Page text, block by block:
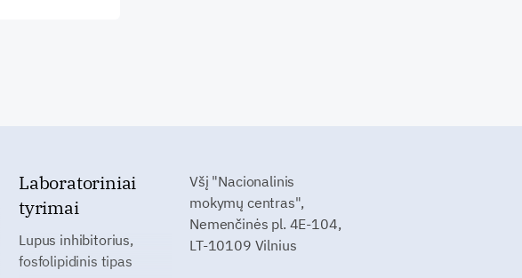
Laboratoriniai
tyrimai
Lupus inhibitorius,
fosfolipidinis tipas
Všį "Nacionalinis
mokymų centras",
Nemenčinės pl. 4E-104,
LT-10109 Vilnius